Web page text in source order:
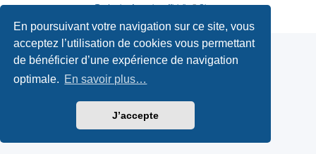
En poursuivant votre navigation sur ce site, vous
acceptez l’utilisation de cookies vous permettant
de bénéficier d’une expérience de navigation
optimale. En savoir plus…
J’accepte
Traduction française officielle©Qiaeru